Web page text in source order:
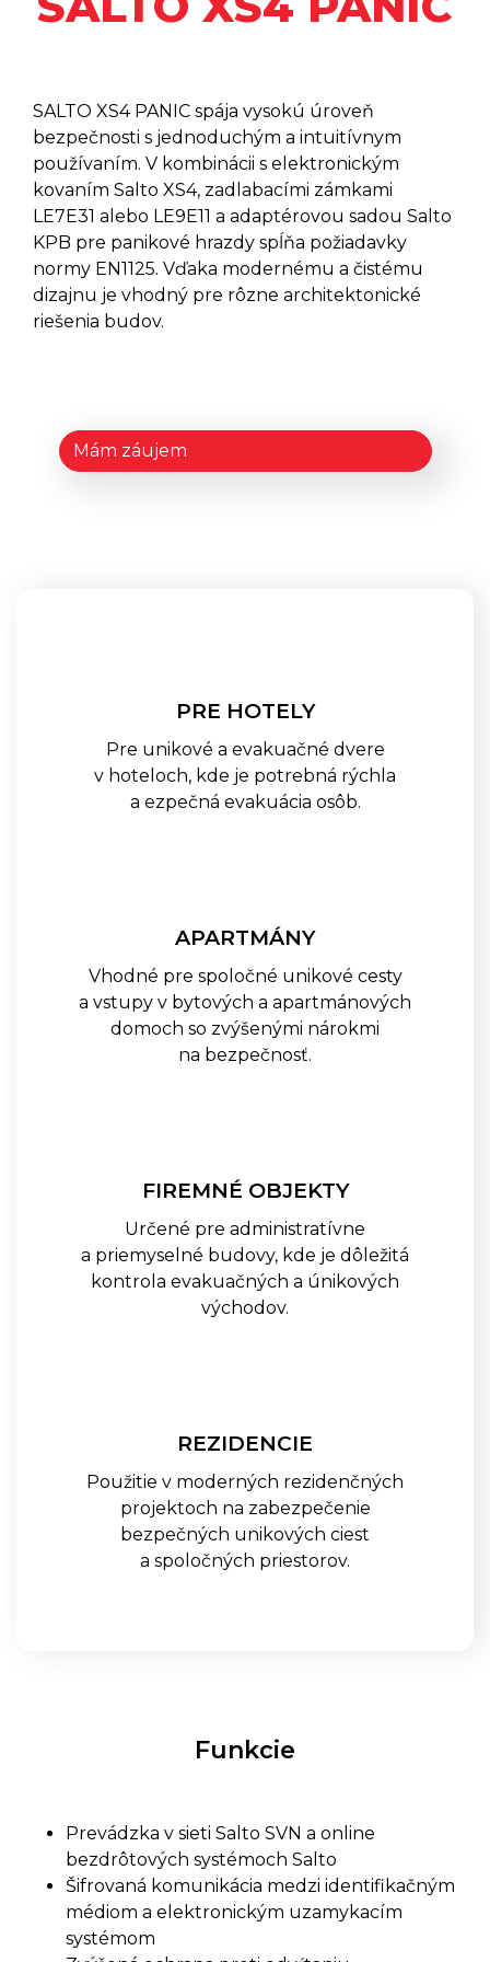
Šetriče Energie SALTO XS4
Zámky Na Domáce Dvere SALTO
DLOK
Samoobslužné Automaty SALTO
KIOSK
Elektronické Kľúče - SALTO
NOSIČE
Mobilná Technológia SALTO
JUSTIN
Softvérový Program SALTO
SPACE
SALTO HOMELOK
UNIVERSAL MODULE V3
Príslušenstvo DANALOCK EURO
ADAPTER
Príslušenstvo DANALOCK
VLOŽKA
Batériové Skrinkové Zámky
GANTNER SIDE LOCK
Batériové Skrinkové Zámky
GANTNER GL7p
Káblové Sieťové Zámky
GANTNER NET LOCK
Samoobslužné Terminály
Samoobslužné Termionály
GANTNER G7 RETURN
Samoobslužné Termionály
GANTNER G7 CARD DISPENSER
SALTO KONFIGURÁTOR
SALTO XS4 PANIC spája vysokú úroveň
bezpečnosti s jednoduchým a intuitívnym
používaním. V kombinácii s elektronickým
kovaním Salto XS4, zadlabacími zámkami
LE7E31 alebo LE9E11 a adaptérovou sadou Salto
KPB pre panikové hrazdy spĺňa požiadavky
normy EN1125. Vďaka modernému a čistému
dizajnu je vhodný pre rôzne architektonické
riešenia budov.
Mám záujem
PRE HOTELY
Pre unikové a evakuačné dvere
v hoteloch, kde je potrebná rýchla
a ezpečná evakuácia osôb.
APARTMÁNY
Vhodné pre spoločné unikové cesty
a vstupy v bytových a apartmánových
domoch so zvýšenými nárokmi
na bezpečnosť.
FIREMNÉ OBJEKTY
Určené pre administratívne
a priemyselné budovy, kde je dôležitá
kontrola evakuačných a únikových
východov.
REZIDENCIE
Použitie v moderných rezidenčných
projektoch na zabezpečenie
bezpečných unikových ciest
a spoločných priestorov.
Funkcie
Prevádzka v sieti Salto SVN a online
bezdrôtových systémoch Salto
Šifrovaná komunikácia medzi identifikačným
médiom a elektronickým uzamykacím
systémom